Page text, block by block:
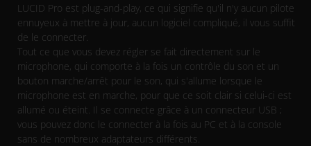
LUCID Pro est plug-and-play, ce qui signifie qu'il n'y aucun pilote
ennuyeux à mettre à jour, aucun logiciel compliqué, il vous suffit
de le connecter.
Tout ce que vous devez régler se fait directement sur le
microphone, qui comporte à la fois un contrôle du son et un
bouton marche/arrêt pour le son, qui s'allume lorsque le
microphone est en marche, pour que ce soit clair si celui-ci est
allumé ou éteint. Il se connecte grâce à un connecteur USB ;
vous pouvez donc le connecter à la fois au PC et à la console
sans de nombreux adaptateurs différents.